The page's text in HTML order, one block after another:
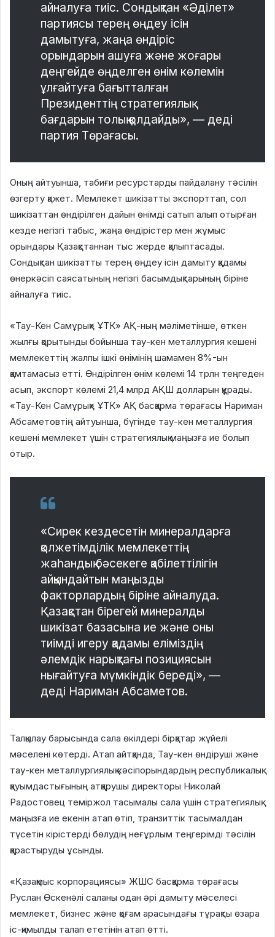
айналуға тиіс. Сондықтан «Əділет»
партиясы терең өңдеу ісін
дамытуға, жаңа өндіріс
орындарын ашуға жəне жоғары
деңгейде өңделген өнім көлемін
ұлғайтуға бағытталған
Президенттің стратегиялық
бағдарын толық қолдайды», — деді
партия Төрағасы.
Оның айтуынша, табиғи ресурстарды пайдалану тəсілін
өзгерту қажет. Мемлекет шикізатты экспорттап, сол
шикізаттан өндірілген дайын өнімді сатып алып отырған
кезде негізгі табыс, жаңа өндірістер мен жұмыс
орындары Қазақстаннан тыс жерде қалыптасады.
Сондықтан шикізатты терең өңдеу ісін дамыту қадамы
өнеркəсіп саясатының негізгі басымдықтарының біріне
айналуға тиіс.
«Тау-Кен Самұрық» ҰТК» АҚ-ның мəліметінше, өткен
жылғы қорытынды бойынша тау-кен металлургия кешені
мемлекеттің жалпы ішкі өнімінің шамамен 8%-ын
қамтамасыз етті. Өндірілген өнім көлемі 14 трлн теңгеден
асып, экспорт көлемі 21,4 млрд АҚШ долларын құрады.
«Тау-Кен Самұрық» ҰТК» АҚ басқарма төрағасы Нариман
Абсаметовтің айтуынша, бүгінде тау-кен металлургия
кешені мемлекет үшін стратегиялық маңызға ие болып
отыр.
«Сирек кездесетін минералдарға
қолжетімділік мемлекеттің
жаһандық бəсекеге қабілеттілігін
айқындайтын маңызды
факторлардың біріне айналуда.
Қазақстан бірегей минералды
шикізат базасына ие жəне оны
тиімді игеру қадамы еліміздің
əлемдік нарықтағы позициясын
нығайтуға мүмкіндік береді», —
деді Нариман Абсаметов.
Талқылау барысында сала өкілдері бірқатар жүйелі
мəселені көтерді. Атап айтқанда, Тау-кен өндіруші жəне
тау-кен металлургиялық кəсіпорындардың республикалық
қауымдастығының атқарушы директоры Николай
Радостовец теміржол тасымалы сала үшін стратегиялық
маңызға ие екенін атап өтіп, транзиттік тасымалдан
түсетін кірістерді бөлудің неғұрлым теңгерімді тəсілін
қарастыруды ұсынды.
«Қазақмыс корпорациясы» ЖШС басқарма төрағасы
Руслан Өскенəлі саланы одан əрі дамыту мəселесі
мемлекет, бизнес жəне қоғам арасындағы тұрақты өзара
іс-қимылды талап ететінін атап өтті.